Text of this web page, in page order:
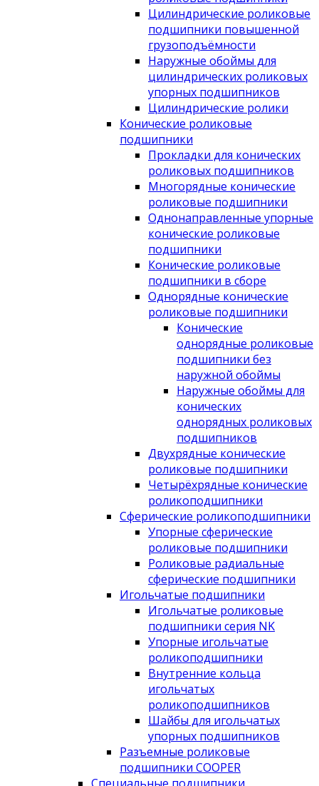
Цилиндрические роликовые
подшипники повышенной
грузоподъёмности
Наружные обоймы для
цилиндрических роликовых
упорных подшипников
Цилиндрические ролики
Конические роликовые
подшипники
Прокладки для конических
роликовых подшипников
Многорядные конические
роликовые подшипники
Однонаправленные упорные
конические роликовые
подшипники
Конические роликовые
подшипники в сборе
Однорядные конические
роликовые подшипники
Конические
однорядные роликовые
подшипники без
наружной обоймы
Наружные обоймы для
конических
однорядных роликовых
подшипников
Двухрядные конические
роликовые подшипники
Четырёхрядные конические
роликоподшипники
Сферические роликоподшипники
Упорные сферические
роликовые подшипники
Роликовые радиальные
сферические подшипники
Игольчатые подшипники
Игольчатые роликовые
подшипники серия NK
Упорные игольчатые
роликоподшипники
Внутренние кольца
игольчатых
роликоподшипников
Шайбы для игольчатых
упорных подшипников
Разъемные роликовые
подшипники COOPER